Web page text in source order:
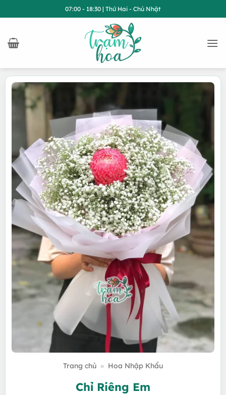
qua
dung
07:00 - 18:30 | Thứ Hai - Chủ Nhật
Trang chủ » Hoa Nhập Khẩu
Chỉ Riêng Em